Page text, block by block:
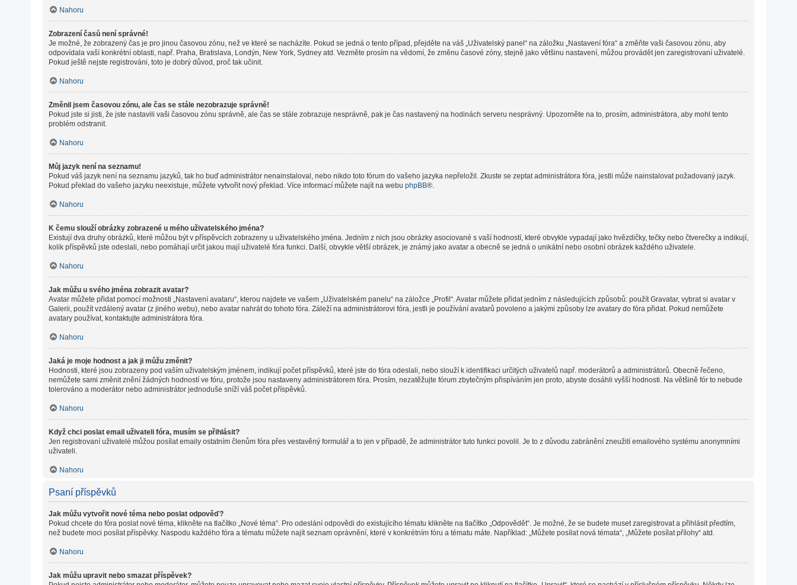
Nahoru
Zobrazení časů není správné!
Je možné, že zobrazený čas je pro jinou časovou zónu, než ve které se nacházíte. Pokud se jedná o tento případ, přejděte na váš „Uživatelský panel“ na záložku „Nastavení fóra“ a změňte vaši časovou zónu, aby
odpovídala vaší konkrétní oblasti, např. Praha, Bratislava, Londýn, New York, Sydney atd. Vezměte prosím na vědomí, že změnu časové zóny, stejně jako většinu nastavení, můžou provádět jen zaregistrovaní uživatelé.
Pokud ještě nejste registrováni, toto je dobrý důvod, proč tak učinit.
Nahoru
Změnil jsem časovou zónu, ale čas se stále nezobrazuje správně!
Pokud jste si jisti, že jste nastavili vaši časovou zónu správně, ale čas se stále zobrazuje nesprávně, pak je čas nastavený na hodinách serveru nesprávný. Upozorněte na to, prosím, administrátora, aby mohl tento
problém odstranit.
Nahoru
Můj jazyk není na seznamu!
Pokud váš jazyk není na seznamu jazyků, tak ho buď administrátor nenainstaloval, nebo nikdo toto fórum do vašeho jazyka nepřeložil. Zkuste se zeptat administrátora fóra, jestli může nainstalovat požadovaný jazyk.
Pokud překlad do vašeho jazyku neexistuje, můžete vytvořit nový překlad. Více informací můžete najít na webu phpBB®.
Nahoru
K čemu slouží obrázky zobrazené u mého uživatelského jména?
Existují dva druhy obrázků, které můžou být v příspěvcích zobrazeny u uživatelského jména. Jedním z nich jsou obrázky asociované s vaší hodností, které obvykle vypadají jako hvězdičky, tečky nebo čtverečky a indikují,
kolik příspěvků jste odeslali, nebo pomáhají určit jakou mají uživatelé fóra funkci. Další, obvykle větší obrázek, je známý jako avatar a obecně se jedná o unikátní nebo osobní obrázek každého uživatele.
Nahoru
Jak můžu u svého jména zobrazit avatar?
Avatar můžete přidat pomocí možnosti „Nastavení avataru“, kterou najdete ve vašem „Uživatelském panelu“ na záložce „Profil“. Avatar můžete přidat jedním z následujících způsobů: použít Gravatar, vybrat si avatar v
Galerii, použít vzdálený avatar (z jiného webu), nebo avatar nahrát do tohoto fóra. Záleží na administrátorovi fóra, jestli je používání avatarů povoleno a jakými způsoby lze avatary do fóra přidat. Pokud nemůžete
avatary používat, kontaktujte administrátora fóra.
Nahoru
Jaká je moje hodnost a jak ji můžu změnit?
Hodnosti, které jsou zobrazeny pod vaším uživatelským jménem, indikují počet příspěvků, které jste do fóra odeslali, nebo slouží k identifikaci určitých uživatelů např. moderátorů a administrátorů. Obecně řečeno,
nemůžete sami změnit znění žádných hodností ve fóru, protože jsou nastaveny administrátorem fóra. Prosím, nezatěžujte fórum zbytečným přispíváním jen proto, abyste dosáhli vyšší hodnosti. Na většině fór to nebude
tolerováno a moderátor nebo administrátor jednoduše sníží váš počet příspěvků.
Nahoru
Když chci poslat email uživateli fóra, musím se přihlásit?
Jen registrovaní uživatelé můžou posílat emaily ostatním členům fóra přes vestavěný formulář a to jen v případě, že administrátor tuto funkci povolil. Je to z důvodu zabránění zneužití emailového systému anonymními
uživateli.
Nahoru
Psaní příspěvků
Jak můžu vytvořit nové téma nebo poslat odpověď?
Pokud chcete do fóra poslat nové téma, klikněte na tlačítko „Nové téma“. Pro odeslání odpovědi do existujícího tématu klikněte na tlačítko „Odpovědět“. Je možné, že se budete muset zaregistrovat a přihlásit předtím,
než budete moci posílat příspěvky. Naspodu každého fóra a tématu můžete najít seznam oprávnění, které v konkrétním fóru a tématu máte. Například: „Můžete posílat nová témata“, „Můžete posílat přílohy“ atd.
Nahoru
Jak můžu upravit nebo smazat příspěvek?